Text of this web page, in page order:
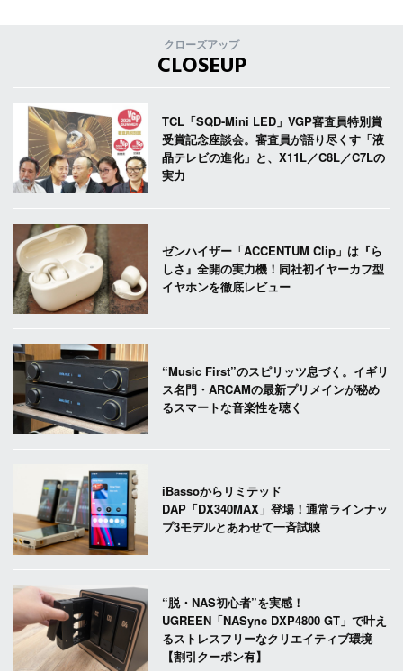
クローズアップ
CLOSEUP
TCL「SQD-Mini LED」VGP審査員特別賞
受賞記念座談会。審査員が語り尽くす「液
晶テレビの進化」と、X11L／C8L／C7Lの
実力
ゼンハイザー「ACCENTUM Clip」は『ら
しさ』全開の実力機！同社初イヤーカフ型
イヤホンを徹底レビュー
“Music First”のスピリッツ息づく。イギリ
ス名門・ARCAMの最新プリメインが秘め
るスマートな音楽性を聴く
iBassoからリミテッド
DAP「DX340MAX」登場！通常ラインナッ
プ3モデルとあわせて一斉試聴
“脱・NAS初心者”を実感！
UGREEN「NASync DXP4800 GT」で叶え
るストレスフリーなクリエイティブ環境
【割引クーポン有】